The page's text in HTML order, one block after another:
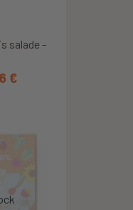
salade -
€